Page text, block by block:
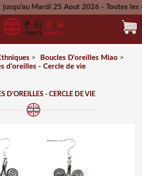
Mardi 25 Aout 2026 - Toutes les
Mercredi 26 Aout 2026
> Boucles D'oreilles Miao >
d'oreilles - Cercle de vie
D'OREILLES - CERCLE DE VIE